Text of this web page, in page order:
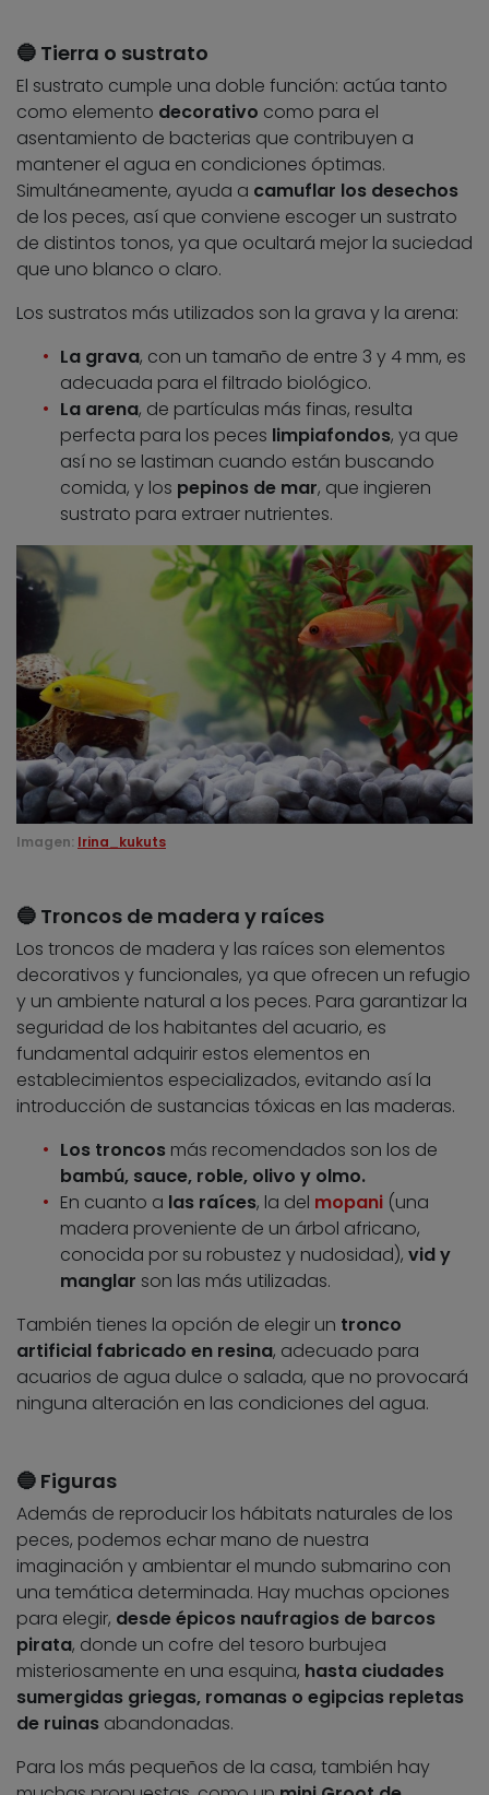
🔵 Tierra o sustrato
El sustrato cumple una doble función: actúa tanto
como elemento decorativo como para el
asentamiento de bacterias que contribuyen a
mantener el agua en condiciones óptimas.
Simultáneamente, ayuda a camuflar los desechos
de los peces, así que conviene escoger un sustrato
de distintos tonos, ya que ocultará mejor la suciedad
que uno blanco o claro.
Los sustratos más utilizados son la grava y la arena:
La grava, con un tamaño de entre 3 y 4 mm, es
adecuada para el filtrado biológico.
La arena, de partículas más finas, resulta
perfecta para los peces limpiafondos, ya que
así no se lastiman cuando están buscando
comida, y los pepinos de mar, que ingieren
sustrato para extraer nutrientes.
Imagen: Irina_kukuts
🔵 Troncos de madera y raíces
Los troncos de madera y las raíces son elementos
decorativos y funcionales, ya que ofrecen un refugio
y un ambiente natural a los peces. Para garantizar la
seguridad de los habitantes del acuario, es
fundamental adquirir estos elementos en
establecimientos especializados, evitando así la
introducción de sustancias tóxicas en las maderas.
Los troncos más recomendados son los de
bambú, sauce, roble, olivo y olmo.
En cuanto a las raíces, la del mopani (una
madera proveniente de un árbol africano,
conocida por su robustez y nudosidad), vid y
manglar son las más utilizadas.
También tienes la opción de elegir un tronco
artificial fabricado en resina, adecuado para
acuarios de agua dulce o salada, que no provocará
ninguna alteración en las condiciones del agua.
🔵 Figuras
Además de reproducir los hábitats naturales de los
peces, podemos echar mano de nuestra
imaginación y ambientar el mundo submarino con
una temática determinada. Hay muchas opciones
para elegir, desde épicos naufragios de barcos
pirata, donde un cofre del tesoro burbujea
misteriosamente en una esquina, hasta ciudades
sumergidas griegas, romanas o egipcias repletas
de ruinas abandonadas.
Para los más pequeños de la casa, también hay